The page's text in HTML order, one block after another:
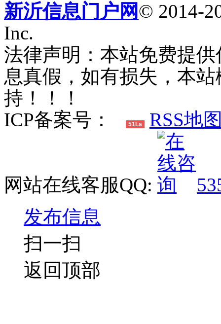
新沂信息门户网© 2014-
Inc.
法律声明：本站免费提
息真假，如有损失，本
持！！！
ICP备案号：
51La RSS地
网站在线客服QQ:
发布信息
扫一扫
返回顶部